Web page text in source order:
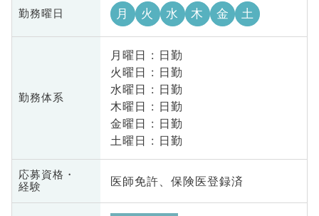
勤務曜日 月 火 水 木 金 土
勤務体系
月曜日 : 日勤
火曜日 : 日勤
水曜日 : 日勤
木曜日 : 日勤
金曜日 : 日勤
土曜日 : 日勤
応募資格・
経験
医師免許、保険医登録済